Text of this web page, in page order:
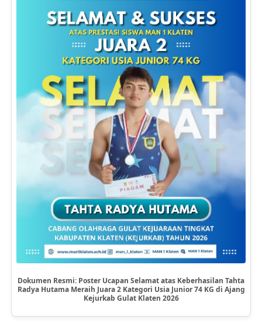
Dokumen Resmi: Poster Ucapan Selamat atas Keberhasilan Tahta
Radya Hutama Meraih Juara 2 Kategori Usia Junior 74 KG di Ajang
Kejurkab Gulat Klaten 2026